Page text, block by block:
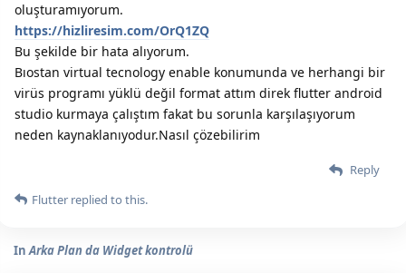
oluşturamıyorum.
https://hizliresim.com/OrQ1ZQ
Bu şekilde bir hata alıyorum.
Bıostan virtual tecnology enable konumunda ve herhangi bir
virüs programı yüklü değil format attım direk flutter android
studio kurmaya çalıştım fakat bu sorunla karşılaşıyorum
neden kaynaklanıyodur.Nasıl çözebilirim
Reply
Flutter replied to this.
InArka Plan da Widget kontrolü